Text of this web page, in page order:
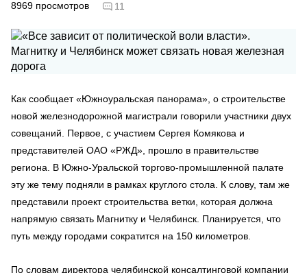
8969 просмотров 11
Как сообщает «Южноуральская панорама», о строительстве
новой железнодорожной магистрали говорили участники двух
совещаний. Первое, с участием Сергея Комякова и
представителей ОАО «РЖД», прошло в правительстве
региона. В Южно-Уральской торгово-промышленной палате
эту же тему подняли в рамках круглого стола. К слову, там же
представили проект строительства ветки, которая должна
напрямую связать Магнитку и Челябинск. Планируется, что
путь между городами сократится на 150 километров.
По словам директора челябинской консалтинговой компании